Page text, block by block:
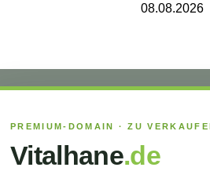
08.08.2026
PREMIUM-DOMAIN · ZU
Vitalhane.de